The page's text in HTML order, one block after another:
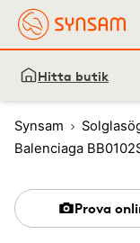
Hitta butik
Synsam
Balenciaga
Prova